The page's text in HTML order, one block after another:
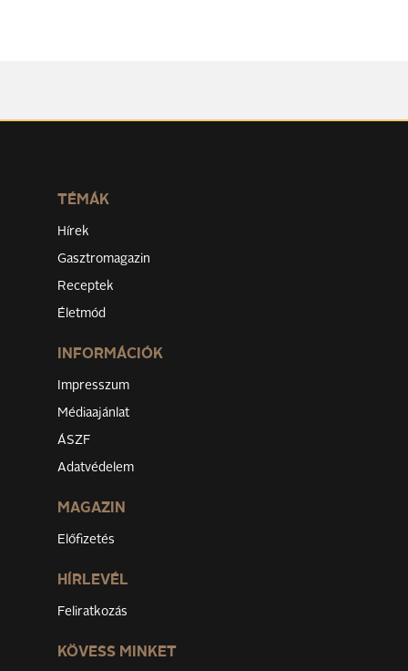
TÉMÁK
Hírek
Gasztromagazin
Receptek
Életmód
INFORMÁCIÓK
Impresszum
Médiaajánlat
ÁSZF
Adatvédelem
MAGAZIN
Előfizetés
HÍRLEVÉL
Feliratkozás
KÖVESS MINKET